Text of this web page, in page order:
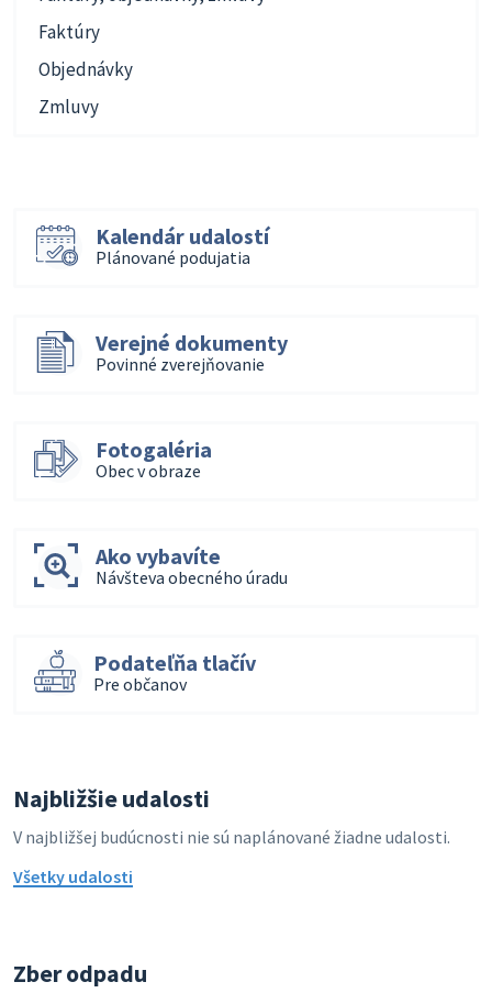
Faktúry
Objednávky
Zmluvy
Kalendár udalostí
Plánované podujatia
Verejné dokumenty
Povinné zverejňovanie
Fotogaléria
Obec v obraze
Ako vybavíte
Návšteva obecného úradu
Podateľňa tlačív
Pre občanov
Najbližšie udalosti
V najbližšej budúcnosti nie sú naplánované žiadne udalosti.
Všetky udalosti
Zber odpadu